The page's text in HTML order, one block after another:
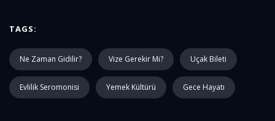
TAGS:
Ne Zaman Gidilir? Vize Gerekir Mi? Uçak Bileti
Evlilik Seromonisi Yemek Kültürü Gece Hayatı